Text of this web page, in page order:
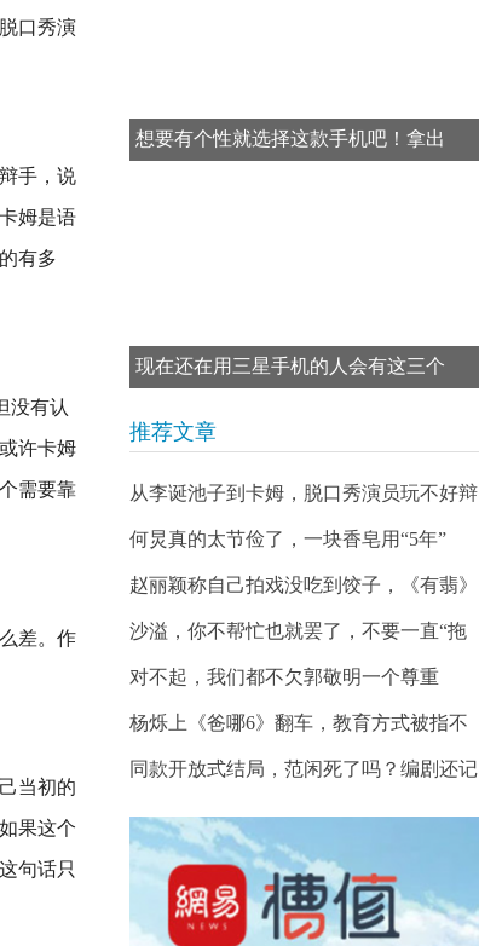
口秀演
手，说
姆是语
有多
没有认
许卡姆
需要靠
差。作
当初的
果这个
句话只
想要有个性就选择这款手机吧！拿出
现在还在用三星手机的人会有这三个
推荐文章
从李诞池子到卡姆，脱口秀演员玩不好辩
何炅真的太节俭了，一块香皂用“5年”
赵丽颖称自己拍戏没吃到饺子，《有翡》
沙溢，你不帮忙也就罢了，不要一直“拖
对不起，我们都不欠郭敬明一个尊重
杨烁上《爸哪6》翻车，教育方式被指不
同款开放式结局，范闲死了吗？编剧还记